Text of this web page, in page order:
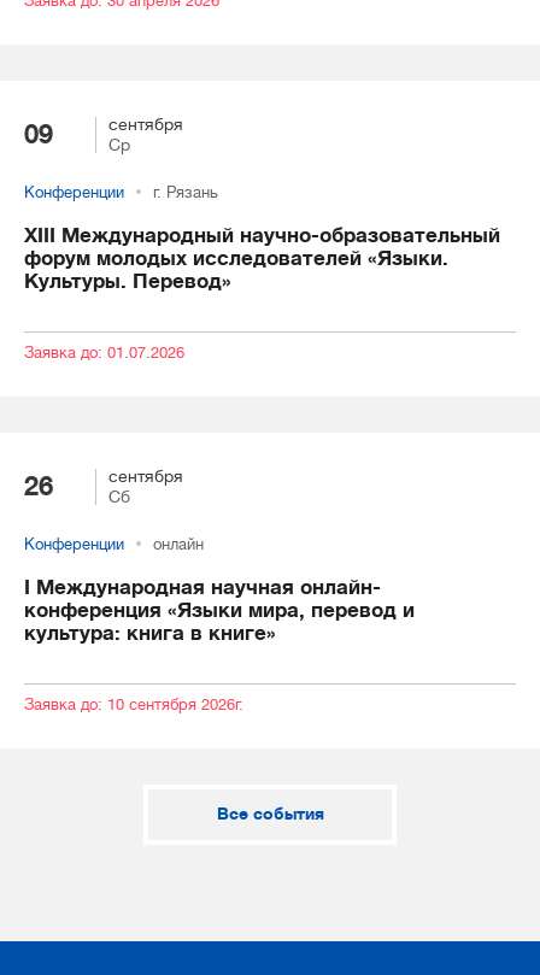
09
сентября
Ср
Конференции г. Рязань
XIII Международный научно-образовательный
форум молодых исследователей «Языки.
Культуры. Перевод»
Заявка до: 01.07.2026
26
сентября
Сб
Конференции онлайн
I Международная научная онлайн-
конференция «Языки мира, перевод и
культура: книга в книге»
Заявка до: 10 сентября 2026г.
Все события